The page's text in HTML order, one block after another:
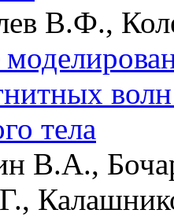
В.Ф.,
тела
В.А.,